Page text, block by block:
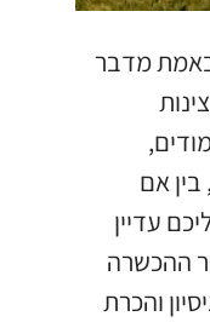
מדבר
בין אם
עדיין
ההכשרה
והכרת